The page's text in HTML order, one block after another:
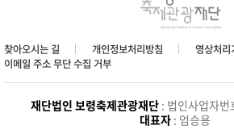
찾아오시는 길 개인정보처리방침
영상처리
이메일 주소 무단 수집 거부
재단법인 보령축제관광재단 : 법인사업자
대표자: 엄승용